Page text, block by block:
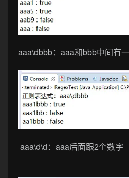
aaa\dbbb：aaa和bbb中间有
aaa\d\d：aaa后面跟2个数字